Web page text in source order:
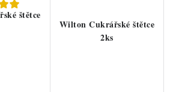
štětce
Wilton Cukrářské štětce
2ks